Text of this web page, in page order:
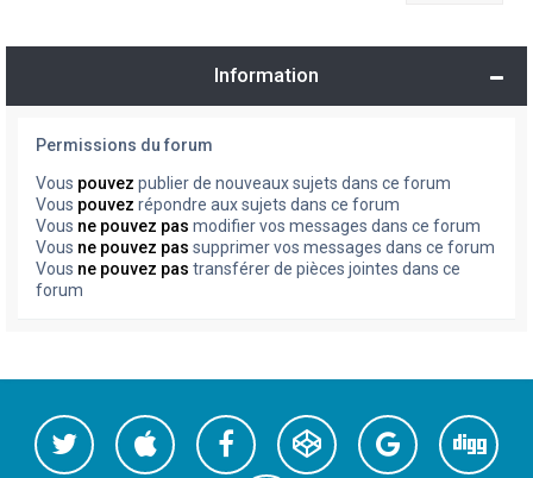
Information
Permissions du forum
Vous pouvez publier de nouveaux sujets dans ce forum
Vous pouvez répondre aux sujets dans ce forum
Vous ne pouvez pas modifier vos messages dans ce forum
Vous ne pouvez pas supprimer vos messages dans ce forum
Vous ne pouvez pas transférer de pièces jointes dans ce
forum